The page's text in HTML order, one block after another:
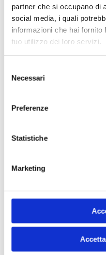
partner che si occupano di
social media, i quali
informazioni che hai fornito
tuo utilizzo dei loro servizi.
delNecessari
Preferenze
Statistiche
Marketing
MK N. 2/2019
BANCARIA N. 1/